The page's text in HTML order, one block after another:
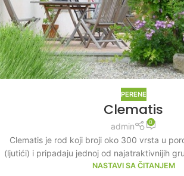
PERENE
Clematis
admin 0
Clematis je rod koji broji oko 300 vrsta u
(ljutići) i pripadaju jednoj od najatraktivnijih
NASTAVI SA ČITANJEM